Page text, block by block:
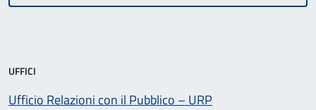
UFFICI
Ufficio Relazioni con il Pubblico – URP